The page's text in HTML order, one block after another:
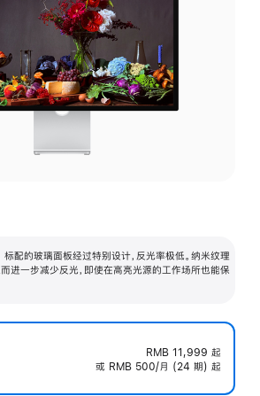
标配的玻璃面板经过特别设计，反光率极低。纳米纹理
进一步减少反光，即使在高亮光源的工作场所也能保
RMB 11,999 起
或 RMB 500/月 (24 期) 起